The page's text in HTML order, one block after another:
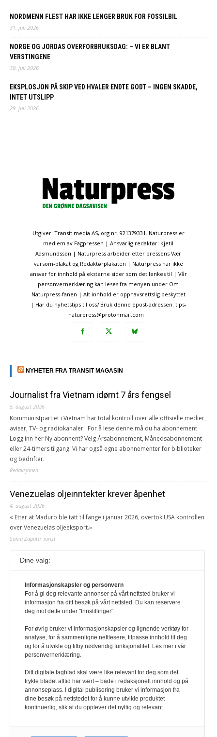
NORDMENN FLEST HAR IKKE LENGER BRUK FOR FOSSILBIL
31. juli 2026
NORGE OG JORDAS OVERFORBRUKSDAG: – VI ER BLANT
VERSTINGENE
30. juli 2026
EKSPLOSJON PÅ SKIP VED HVALER ENDTE GODT – INGEN SKADDE,
INTET UTSLIPP
29. juli 2026
Utgiver: Transit media AS, org.nr. 921379331. Naturpress er
medlem av Fagpressen | Ansvarlig redaktør: Kjetil
Aasmundsson | Naturpress arbeider etter pressens Vær
varsom-plakat og Redaktørplakaten | Naturpress har ikke
ansvar for innhold på eksterne sider som det lenkes til | Vår
personvernerklæring kan leses fra menyen under Om
Naturpress-fanen | Alt innhold er opphavsrettslig beskyttet
| Har du nyhetstips til oss? Bruk denne epost-adressen: tips-
naturpress@protonmail.com |
NYHETER FRA TRANSIT MAGASIN
Journalist fra Vietnam idømt 7 års fengsel
5. august 2026
Kommunistpartiet i Vietnam har total kontroll over alle offisielle medier,
aviser, TV- og radiokanaler. For å lese denne må du ha abonnement
Logg inn her Ny abonnent? Velg Årsabonnement, Månedsabonnement
eller 24-timers tilgang. Vi har også egne abonnementer for biblioteker
og bedrifter.
Redaksjonen
Venezuelas oljeinntekter krever åpenhet
4. august 2026
« Etter at Maduro ble tatt til fange i januar 2026, overtok USA kontrollen
over Venezuelas oljeeksport.»
Sonia Zapata, jurist
117,8 millioner er på flukt, en nedgang fra forrige
1. august 2026
Ville ha tilsvart verdens trettende største land i folketall. For å lese
denne må du ha abonnement Logg inn her Ny abonnent? Velg
også egne abonnementer for biblioteker og bedrifter.
Redaksjonen
Dine valg:
Informasjonskapsler og personvern
For å gi deg relevante annonser på vårt nettsted bruker vi
informasjon fra ditt besøk på vårt nettsted. Du kan reservere
deg mot dette under "Innstillinger".
For øvrig bruker vi informasjonskapsler og lignende verktøy for
analyse, for å sammenligne nettlesere, tilpasse innhold til deg
og for å utvikle og tilby nødvendig funksjonalitet. Les mer i vår
personvernerklæring.
Ditt digitale fagblad skal være like relevant for deg som det
trykte bladet alltid har vært – bade i redaksjonelt innhold og på
annonseplass. I digital publisering bruker vi informasjon fra
dine besøk på nettstedet for å kunne utvikle produktet
kontinuerlig, slik at du opplever det nyttig og relevant.